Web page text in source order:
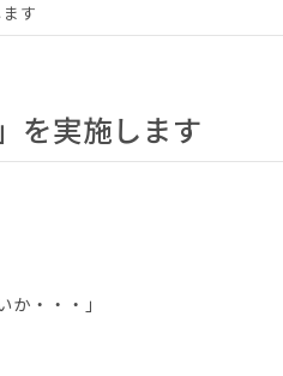
す
を実施します
・・・」